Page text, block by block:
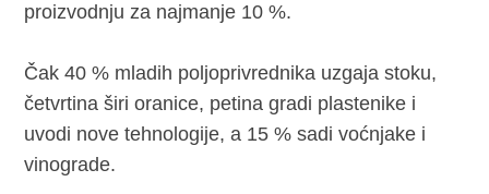
proizvodnju za najmanje 10 %.
Čak 40 % mladih poljoprivrednika uzgaja stoku,
četvrtina širi oranice, petina gradi plastenike i
uvodi nove tehnologije, a 15 % sadi voćnjake i
vinograde.